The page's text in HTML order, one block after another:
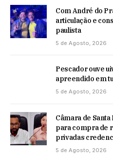
Com André do
articulação e
paulista
5 de Agosto, 2026
Pescador ouve
apreendido em
5 de Agosto, 2026
Câmara de
para compra de
privadas
5 de Agosto, 2026